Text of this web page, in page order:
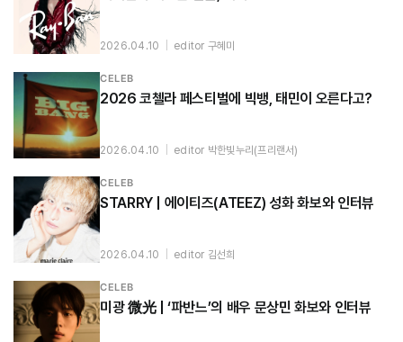
2026.04.10 editor 구혜미
CELEB
2026 코첼라 페스티벌에 빅뱅, 태민이 오른다고?
2026.04.10 editor 박한빛누리(프리랜서)
CELEB
STARRY | 에이티즈(ATEEZ) 성화 화보와 인터뷰
2026.04.10 editor 김선희
CELEB
미광 微光 | ‘파반느’의 배우 문상민 화보와 인터뷰